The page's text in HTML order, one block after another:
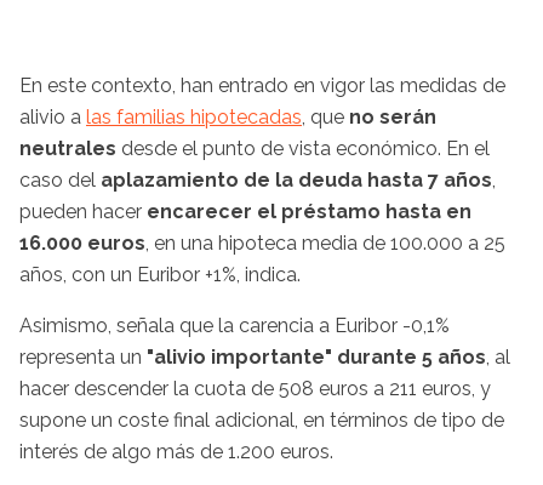
En este contexto, han entrado en vigor las medidas de
alivio a las familias hipotecadas , que no serán
neutrales desde el punto de vista económico. En el
caso del aplazamiento de la deuda hasta 7 años
pueden hacer encarecer el préstamo hasta en
16.000 euros , en una hipoteca media de 100.000 a 25
años, con un Euribor +1%, indica.
Asimismo, señala que la carencia a Euribor -0,1%
representa un "alivio importante" durante 5 años , al
hacer descender la cuota de 508 euros a 211 euros, y
supone un coste final adicional, en términos de tipo de
interés de algo más de 1.200 euros.